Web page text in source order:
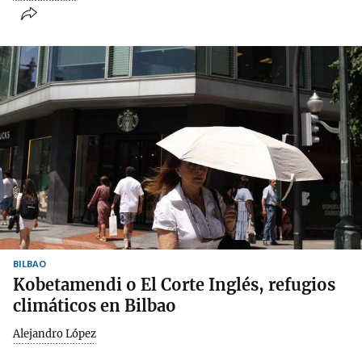
BILBAO
Kobetamendi o El Corte Inglés, refugios
climáticos en Bilbao
Alejandro López